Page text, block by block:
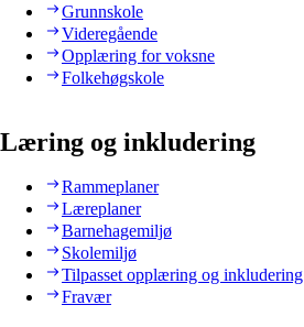
Grunnskole
Videregående
Opplæring for voksne
Folkehøgskole
Læring og inkludering
Rammeplaner
Læreplaner
Barnehagemiljø
Skolemiljø
Tilpasset opplæring og inkludering
Fravær